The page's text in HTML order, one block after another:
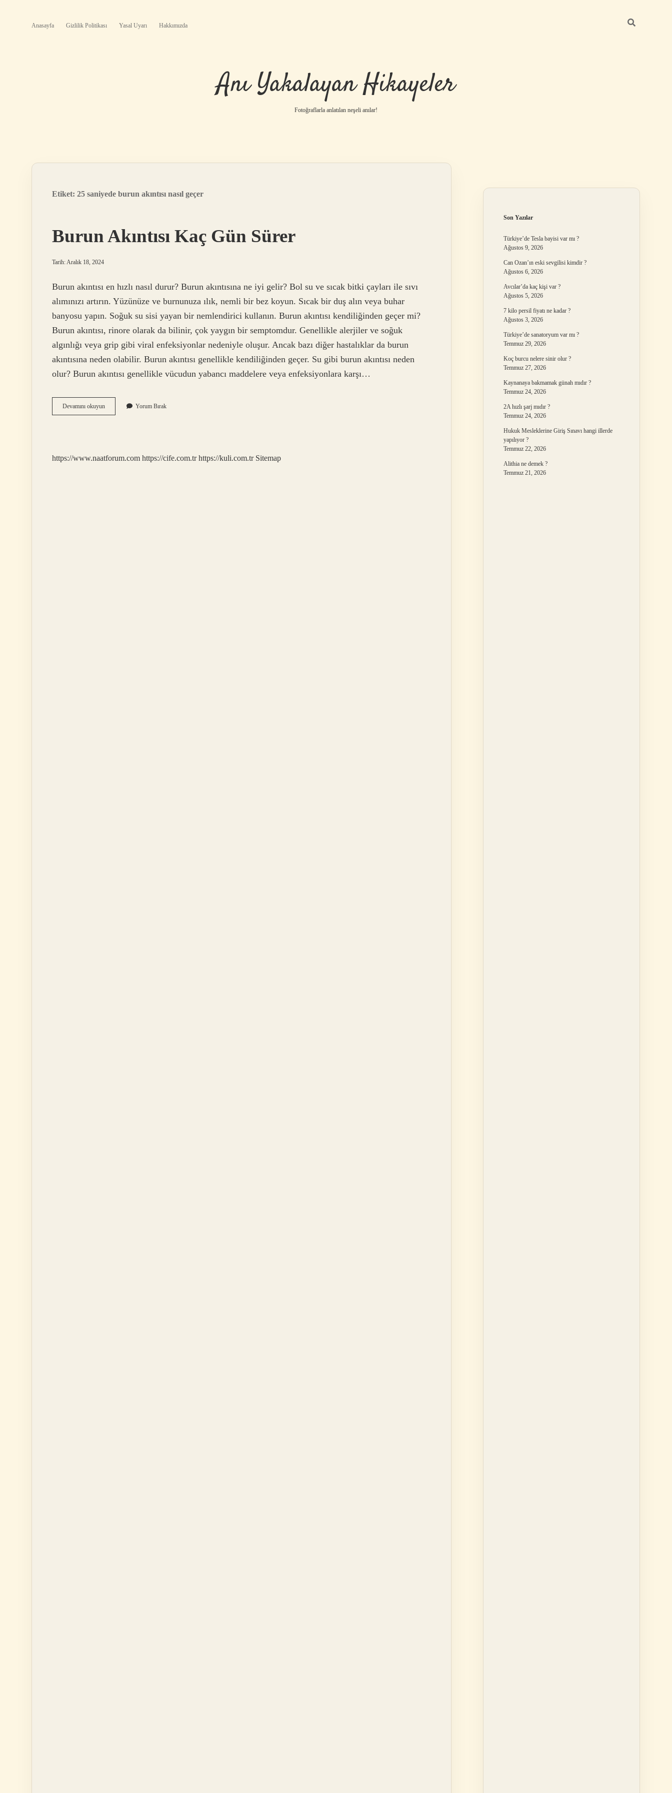
Anasayfa Gizlilik Politikası Yasal Uyarı Hakkımızda
Anı Yakalayan Hikayeler
Fotoğraflarla anlatılan neşeli anılar!
Etiket: 25 saniyede burun akıntısı nasıl geçer
Burun Akıntısı Kaç Gün Sürer
Tarih: Aralık 18, 2024
Burun akıntısı en hızlı nasıl durur? Burun akıntısına ne iyi gelir? Bol su ve sıcak bitki çayları ile sıvı
alımınızı artırın. Yüzünüze ve burnunuza ılık, nemli bir bez koyun. Sıcak bir duş alın veya buhar
banyosu yapın. Soğuk su sisi yayan bir nemlendirici kullanın. Burun akıntısı kendiliğinden geçer mi?
Burun akıntısı, rinore olarak da bilinir, çok yaygın bir semptomdur. Genellikle alerjiler ve soğuk
algınlığı veya grip gibi viral enfeksiyonlar nedeniyle oluşur. Ancak bazı diğer hastalıklar da burun
akıntısına neden olabilir. Burun akıntısı genellikle kendiliğinden geçer. Su gibi burun akıntısı neden
olur? Burun akıntısı genellikle vücudun yabancı maddelere veya enfeksiyonlara karşı…
Devamını okuyunBurun
Akıntısı
Yorum Bırak
https://www.naatforum.com https://cife.com.tr https://kuli.com.tr Sitemap
Son Yazılar
Türkiye’de Tesla bayisi var mı ?
Ağustos 9, 2026
Can Ozan’ın eski sevgilisi kimdir ?
Ağustos 6, 2026
Avcılar’da kaç kişi var ?
Ağustos 5, 2026
7 kilo persil fiyatı ne kadar ?
Ağustos 3, 2026
Türkiye’de sanatoryum var mı ?
Temmuz 29, 2026
Koç burcu nelere sinir olur ?
Temmuz 27, 2026
Kaynanaya bakmamak günah mıdır ?
Temmuz 24, 2026
2A hızlı şarj mıdır ?
Temmuz 24, 2026
Hukuk Mesleklerine Giriş Sınavı hangi illerde
yapılıyor ?
Temmuz 22, 2026
Alithia ne demek ?
Temmuz 21, 2026